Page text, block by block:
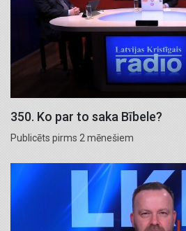
350. Ko par to saka Bībele?
Publicēts pirms 2 mēnešiem